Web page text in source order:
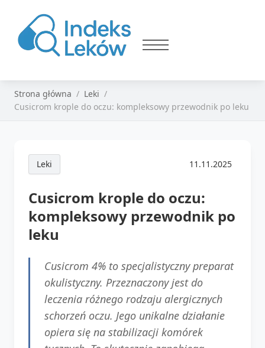
Strona główna
Leki
Cusicrom krople do oczu: kompleksowy przewodnik po leku
Leki 11.11.2025
Cusicrom krople do oczu:
kompleksowy przewodnik po
leku
Cusicrom 4% to specjalistyczny preparat
okulistyczny. Przeznaczony jest do
leczenia różnego rodzaju alergicznych
schorzeń oczu. Jego unikalne działanie
opiera się na stabilizacji komórek